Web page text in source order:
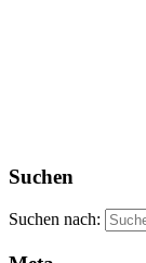
Suchen
Suchen nach: